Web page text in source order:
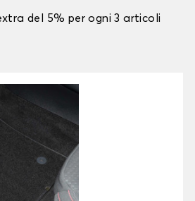
del 5% per ogni 3 articoli